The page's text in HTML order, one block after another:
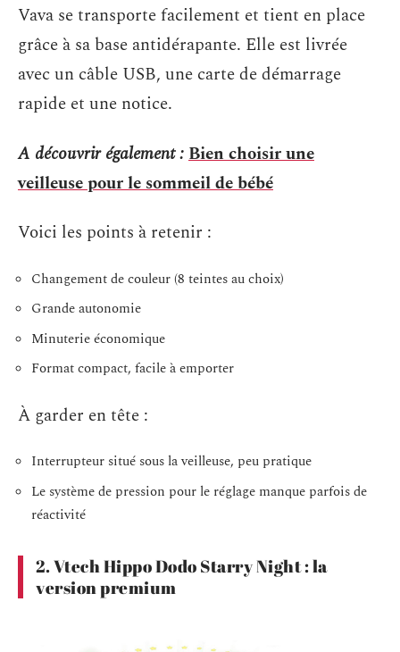
Vava se transporte facilement et tient en place
grâce à sa base antidérapante. Elle est livrée
avec un câble USB, une carte de démarrage
rapide et une notice.
A découvrir également :Bien choisir une
veilleuse pour le sommeil de bébé
Voici les points à retenir :
Changement de couleur (8 teintes au choix)
Grande autonomie
Minuterie économique
Format compact, facile à emporter
À garder en tête :
Interrupteur situé sous la veilleuse, peu pratique
Le système de pression pour le réglage manque parfois de
réactivité
2. Vtech Hippo Dodo Starry Night : la
version premium